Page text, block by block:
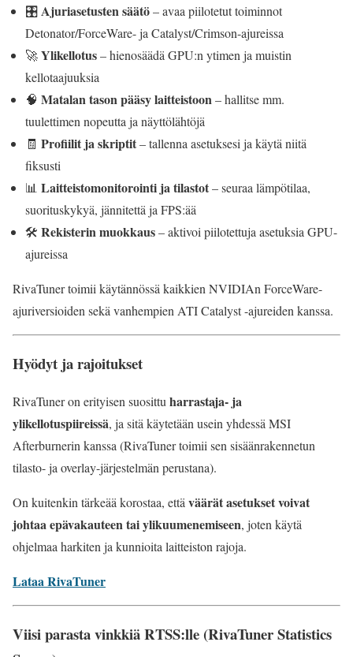
🎛️Ajuriasetusten säätö– avaa piilotetut toiminnot
Detonator/ForceWare- ja Catalyst/Crimson-ajureissa
🚀Ylikellotus– hienosäädä GPU:n ytimen ja muistin
kellotaajuuksia
🧠 Matalan tason pääsy laitteistoon– hallitse mm.
tuulettimen nopeutta ja näyttölähtöjä
🧾 Profiilit ja skriptit– tallenna asetuksesi ja käytä niitä
fiksusti
📊 Laitteistomonitorointi ja tilastot– seuraa lämpötilaa,
suorituskykyä, jännitettä ja FPS:ää
🛠️ Rekisterin muokkaus– aktivoi piilotettuja asetuksia GPU-
ajureissa
RivaTuner toimii käytännössä kaikkien NVIDIAn ForceWare-
ajuriversioiden sekä vanhempien ATI Catalyst -ajureiden kanssa.
Hyödyt ja rajoitukset
RivaTuner on erityisen suosittuharrastaja- ja
ylikellotuspiireissä, ja sitä käytetään usein yhdessä MSI
Afterburnerin kanssa (RivaTuner toimii sen sisäänrakennetun
tilasto- ja overlay-järjestelmän perustana).
On kuitenkin tärkeää korostaa, ettäväärät asetukset voivat
johtaa epävakauteen tai ylikuumenemiseen, joten käytä
ohjelmaa harkiten ja kunnioita laitteiston rajoja.
Lataa RivaTuner
Viisi parasta vinkkiä RTSS:lle (RivaTuner Statistics